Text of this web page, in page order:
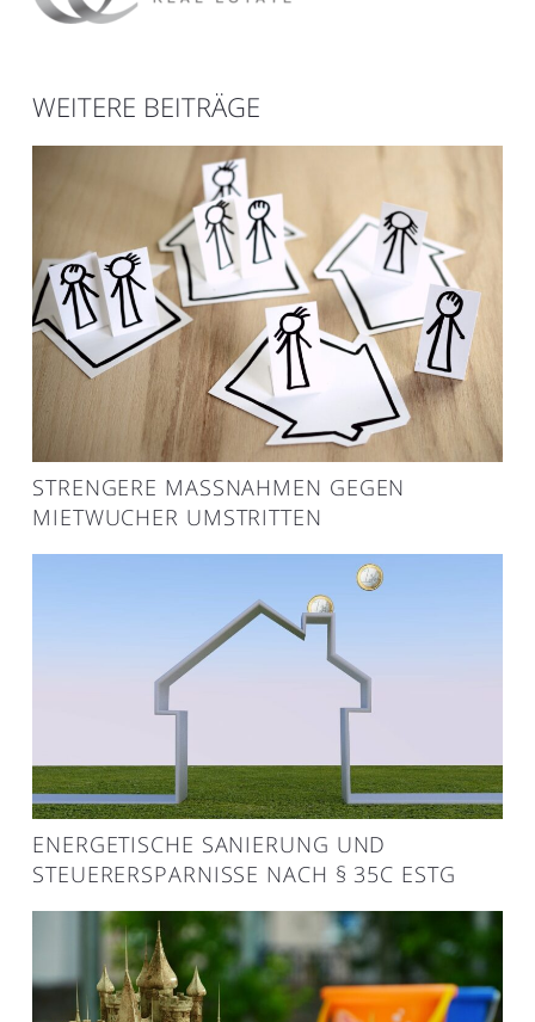
WEITERE BEITRÄGE
STRENGERE MASSNAHMEN GEGEN M
IETWUCHER UMSTRITTEN
ENERGETISCHE SANIERUNG UND
STEUERERSPARNISSE NACH § 35C ESTG